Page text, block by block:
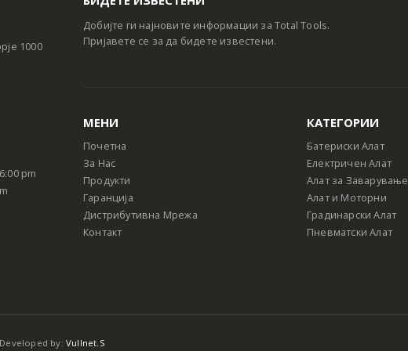
1000
pm
Добијте ги најновите информации за Total Tools.
Пријавете се за да бидете известени.
МЕНИ
Почетна
За Нас
Продукти
Гаранција
Дистрибутивна Мрежа
Контакт
КАТЕГОРИИ
Батериски Алат
Електричен Алат
Алат за Заварување
Алат и Моторни
Градинарски Алат
Пневматски Алат
by:Vullnet.S